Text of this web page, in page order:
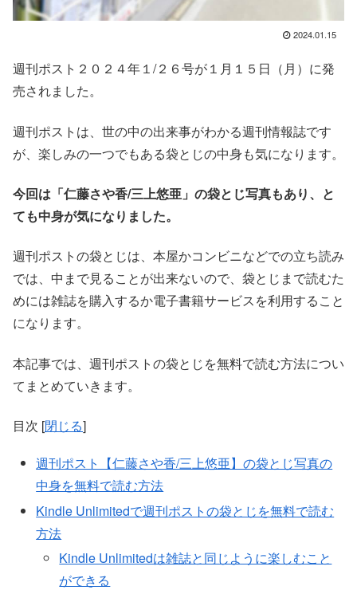
2024.01.15
週刊ポスト２０２４年１/２６号が１月１５日（月）に発
売されました。
週刊ポストは、世の中の出来事がわかる週刊情報誌です
が、楽しみの一つでもある袋とじの中身も気になります。
今回は「仁藤さや香/三上悠亜」の袋とじ写真もあり、と
ても中身が気になりました。
週刊ポストの袋とじは、本屋かコンビニなどでの立ち読み
では、中まで見ることが出来ないので、袋とじまで読むた
めには雑誌を購入するか電子書籍サービスを利用すること
になります。
本記事では、週刊ポストの袋とじを無料で読む方法につい
てまとめていきます。
目次 [閉じる]
週刊ポスト【仁藤さや香/三上悠亜】の袋とじ写真の
中身を無料で読む方法
Kindle Unlimitedで週刊ポストの袋とじを無料で読む
方法
Kindle Unlimitedは雑誌と同じように楽しむこと
ができる